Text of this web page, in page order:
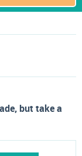
but take a